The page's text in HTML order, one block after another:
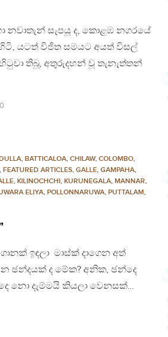
නවාතැන් සැපයූ ද, කොළඹ නගරයේ
යටත් විජිත සමයට අයත් විසල්
තිබූ, අතුරුදහන් වූ තැනැත්තන්
, BATTICALOA, CHILAW, COLOMBO,
, FEATURED ARTICLES, GALLE, GAMPAHA,
, KILINOCHCHI, KURUNEGALA, MANNAR,
ELIYA, POLLONNARUWA, PUTTALAM,
ඉඳලා මාස්ක් දාගෙන අත්
ඡන්දයක් ද මේක? අනික, ඡන්දෙ
නො දැම්මයි කියලා වෙනසක්…